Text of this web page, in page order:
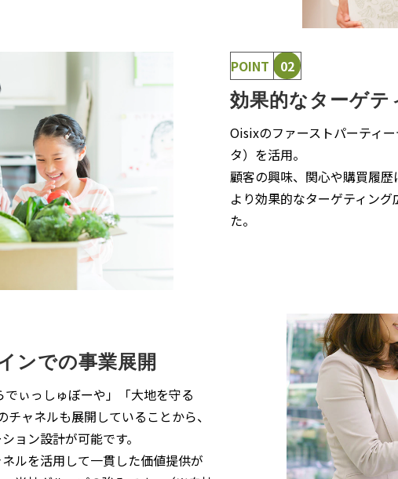
POINT 02
効果的な​ターゲテ
Oisixの​ファーストパーティ
タ）を​活用。
顧客の​興味、​関心や​購買履歴
より​効果的な​ターゲティン
た。​
ンでの​事業展開
ぃっし​ゅぼーや」​「大地を​守る​
ャネルも​展開している​ことから、​
ョン設計が​可能です。
ルを​活用して​一貫した​価値提供が​